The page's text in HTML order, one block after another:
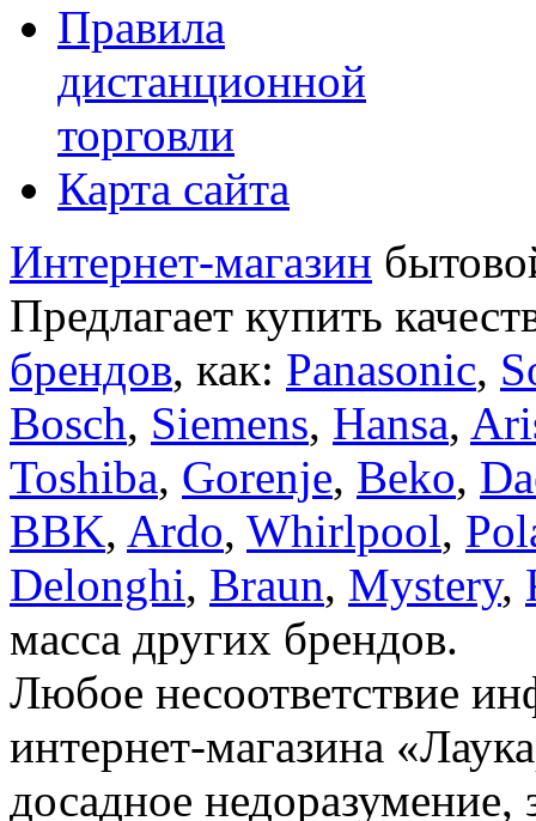
Правила
дистанционной
торговли
Карта сайта
Интернет-магазин
Предлагает купить
брендов, как: Panasonic,
Bosch, Siemens, Hansa,
Toshiba, Gorenje, Beko,
BBK, Ardo, Whirlpool,
Delonghi, Braun, Mystery,
масса других брендов.
Любое несоответствие
интернет-магазина
досадное недоразумение,